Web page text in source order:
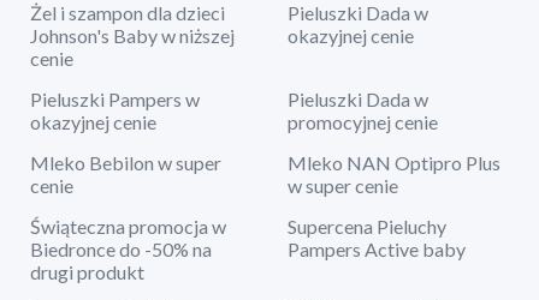
Żel i szampon dla dzieci
Johnson's Baby w niższej
cenie
Pieluszki Dada w
okazyjnej cenie
Pieluszki Pampers w
okazyjnej cenie
Pieluszki Dada w
promocyjnej cenie
Mleko Bebilon w super
cenie
Mleko NAN Optipro Plus
w super cenie
Świąteczna promocja w
Biedronce do -50% na
drugi produkt
Supercena Pieluchy
Pampers Active baby